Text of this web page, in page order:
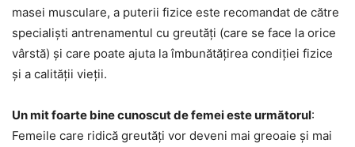
masei musculare, a puterii fizice este recomandat de către
specialiști antrenamentul cu greutăți (care se face la orice
vârstă) și care poate ajuta la îmbunătățirea condiției fizice
și a calității vieții.
Un mit foarte bine cunoscut de femei este următorul:
Femeile care ridică greutăți vor deveni mai greoaie și mai